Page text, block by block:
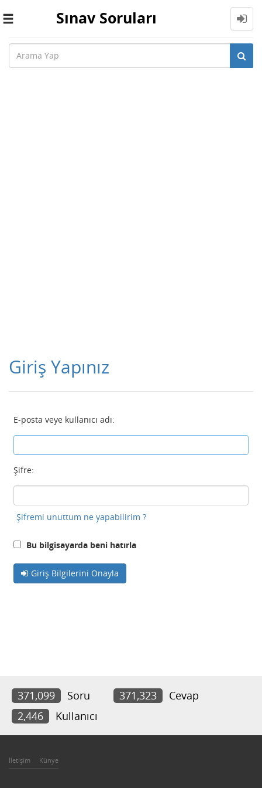
Toggle
Sınav Soruları
Giriş Yapınız
E-posta veye kullanıcı adı:
Şifre:
Şifremi unuttum ne yapabilirim ?
Bu bilgisayarda beni hatırla
Giriş Bilgilerini Onayla
371,099 Soru 371,323
Cevap
2,446
Kullanıcı
İletişim Künye